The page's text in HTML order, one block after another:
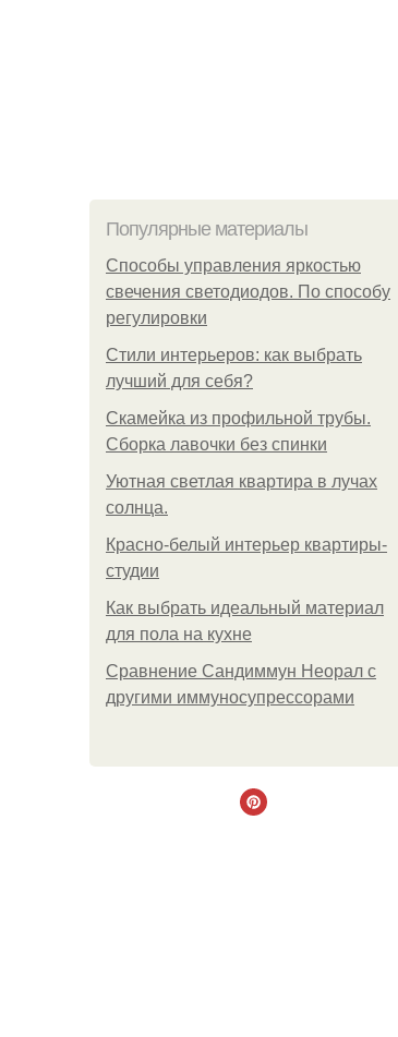
Популярные материалы
Способы управления яркостью
свечения светодиодов. По способу
регулировки
Стили интерьеров: как выбрать
лучший для себя?
Скамейка из профильной трубы.
Сборка лавочки без спинки
Уютная светлая квартира в лучах
солнца.
Красно-белый интерьер квартиры-
студии
Как выбрать идеальный материал
для пола на кухне
Сравнение Сандиммун Неорал с
другими иммуносупрессорами